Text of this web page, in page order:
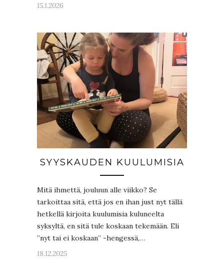
15.1.2026
SYYSKAUDEN KUULUMISIA
Mitä ihmettä, jouluun alle viikko? Se
tarkoittaa sitä, että jos en ihan just nyt tällä
hetkellä kirjoita kuulumisia kuluneelta
syksyltä, en sitä tule koskaan tekemään. Eli
”nyt tai ei koskaan” -hengessä,…
18.12.2025